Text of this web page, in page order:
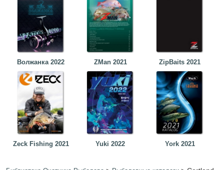
Волжанка 2022 ZMan 2021 ZipBaits 2021
Zeck Fishing 2021 Yuki 2022 York 2021